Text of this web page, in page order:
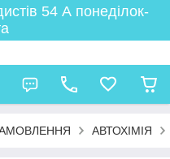
54 А понеділок-
АВТОХІМІЯ